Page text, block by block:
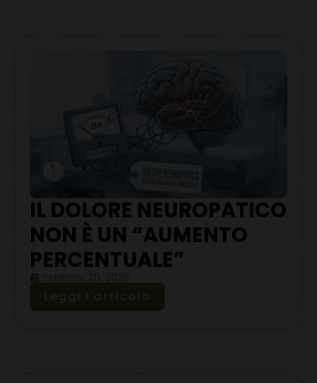
IL DOLORE NEUROPATICO
NON È UN “AUMENTO
PERCENTUALE”
Leggi l'articolo